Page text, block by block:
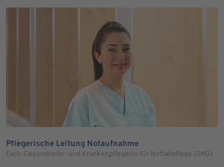
Pflegerische Leitung Notaufnahme
Fach-Gesundheits- und Krankenpflegerin für Notfallpflege (DKG)